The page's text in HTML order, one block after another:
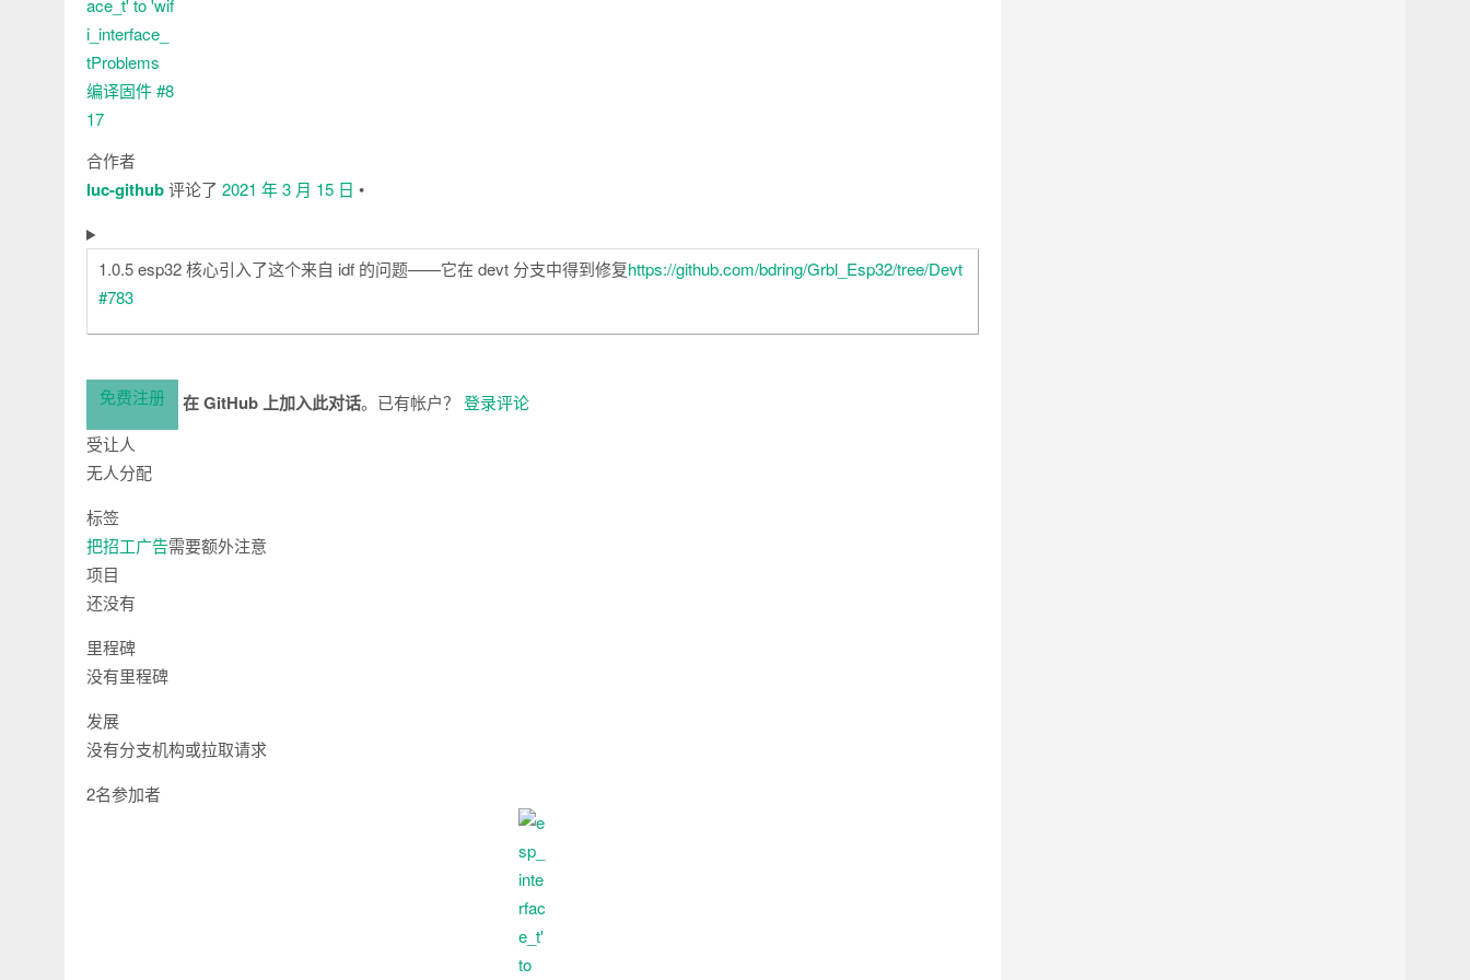
合作者
luc-github评论了 2021 年 3 月 15 日 •
1.0.5 esp32 核心引入了这个来自 idf 的问题——它在 devt 分支中得到修复https://github.com/bdring/Grbl_Esp32/tree/Devt
#783
免费注册 在 GitHub 上加入此对话。已有帐户？ 登录评论
受让人
无人分配
标签
把招工广告需要额外注意
项目
还没有
里程碑
没有里程碑
发展
没有分支机构或拉取请求
2名参加者